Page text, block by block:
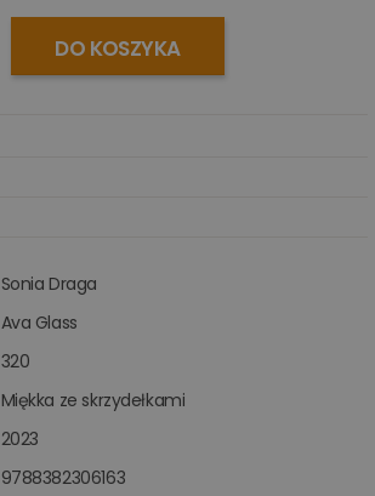
DO KOSZYKA
Sonia Draga
Ava Glass
320
Miękka ze skrzydełkami
2023
9788382306163